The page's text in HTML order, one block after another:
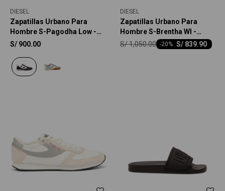
DIESEL
Zapatillas Urbano Para
Hombre S-Pagodha Low -
Multicolor
S/ 900.00
DIESEL
Zapatillas Urbano Para
Hombre S-Brentha Wl -
Blanco
S/ 839.90
-20
S/1,050.00